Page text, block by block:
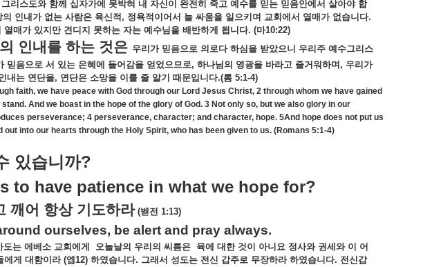
그리스도와 함께 십자가에 못박혀 내 자신이 완전히 죽고 예수를 믿는 믿음안에서 살아야 합
의 인내가 없는 사람은 육신적 , 정욕적이어서 늘 싸움을 일으키며 교회에서 열매가 없습니다.
열매가 있지만 견디지 못하는 자는 예수님을 배반하게 됩니다. (마10:22)
인내를 하는 것은 우리가 믿음으로 의로다 하심을 받았으니 우리주 예수그리스
믿음으로 서 있는 은혜에 들어감을 얻었으므로, 하나님의 영광을 바라고 즐거워하며 , 우리가
내는 연단을, 연단은 소망을 이룰 줄 알기 때문입니다.(롬 5:1-4)
faith, we have peace with God through our Lord Jesus Christ, 2 through whom we have gained
And we boast in the hope of the glory of God. 3 Not only so, but we also glory in our
perseverance; 4 perseverance, character; and character, hope. 5And hope does not put us
out into our hearts through the Holy Spirit, who has been given to us. (Romans 5:1-4)
있습니까?
to have patience in what we hope for?
깨어 항상 기도하라(벧전 1:13)
ourselves, be alert and pray always.
도는 에베소 교회에게 오늘날의 우리의 씨름은 육에 대한 것이 아니요 정사와 권세와 이
어
에게 대함이라(엡12) 하였습니다. 그래서 성도는 전신 갑주로 무장하라 하였습니다. 전신갑